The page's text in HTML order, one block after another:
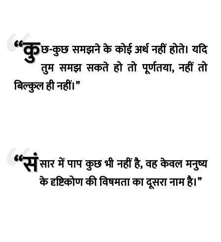
“कुछ-कुछ समझने के कोई अर्थ नहीं होते। यदि
तुम समझ सकते हो तो पूर्णतया, नहीं तो
बिल्कुल ही नहीं।”
“संसार में पाप कुछ भी नहीं है, वह केवल मनुष्य
के दृष्टिकोण की विषमता का दूसरा नाम है।”